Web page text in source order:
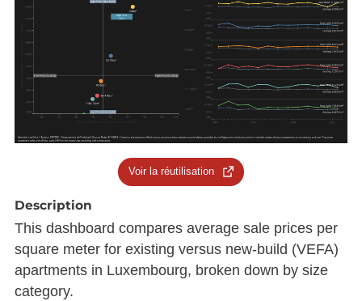
Voir la réutilisation
Description
This dashboard compares average sale prices per
square meter for existing versus new-build (VEFA)
apartments in Luxembourg, broken down by size
category.